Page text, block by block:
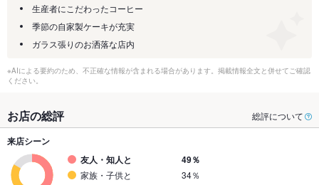
生産者にこだわったコーヒー
季節の自家製ケーキが充実
ガラス張りのお洒落な店内
※AIによる要約のため、不正確な情報が含まれる場合があります。掲載情報全文と併せてご確認
ください。
お店の総評 総評について
来店シーン
友人・知人と
49％
家族・子供と
34％